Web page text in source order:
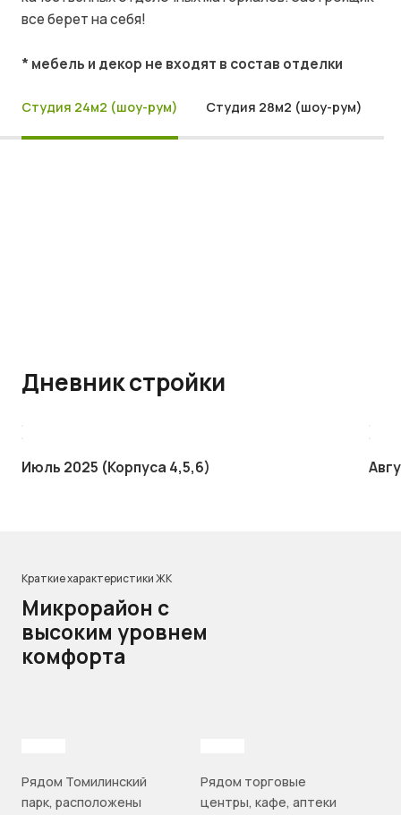
все берет на себя!
* мебель и декор не входят в состав отделки
Студия 24м2 (шоу-рум) Студия 28м2 (шоу-рум)
Дневник стройки
Июль 2025 (Корпуса 4,5,6)
Краткие характеристики ЖК
Микрорайон с
высоким уровнем
комфорта
Рядом Томилинский
парк, расположены
Рядом торговые
центры, кафе, аптеки